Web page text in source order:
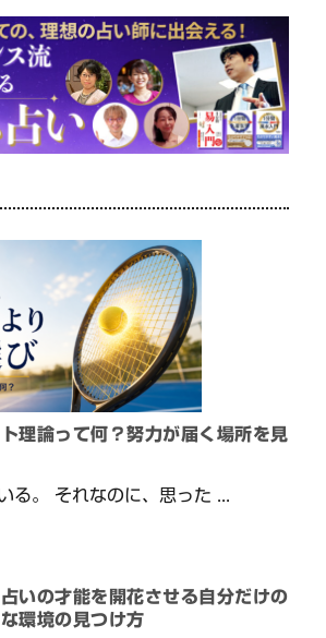
理論って何？努力が届く場所を見
る。 それなのに、思った ...
いの才能を開花させる自分だけの
環境の見つけ方